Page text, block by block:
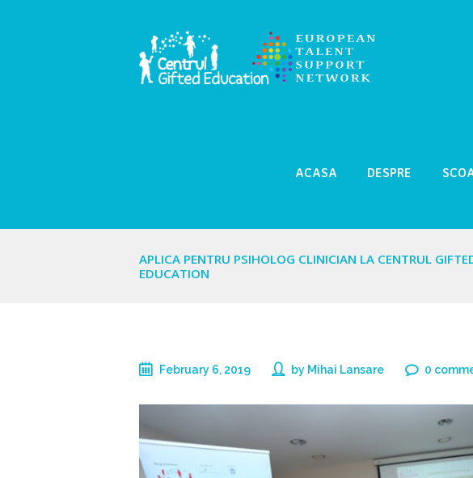
ACASA DESPRE
APLICA PENTRU PSIHOLOG CLINICIAN LA CENTRUL
EDUCATION
February 6, 2019 by Mihai Lansare 0